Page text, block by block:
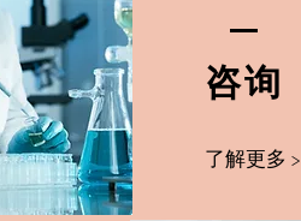
​咨询
了解更多 >